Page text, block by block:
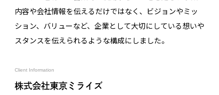
内容や会社情報を伝えるだけではなく、ビジョンやミッ
ション、バリューなど、企業として大切にしている想いや
スタンスを伝えられるような構成にしました。
Client Information
株式会社東京ミライズ